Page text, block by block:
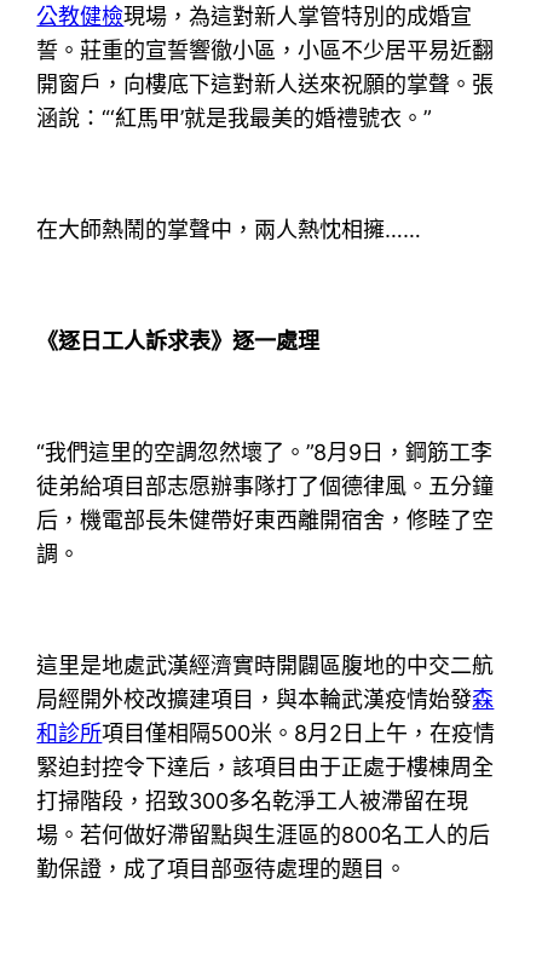
公教健檢現場，為這對新人掌管特別的成婚宣
誓。莊重的宣誓響徹小區，小區不少居平易近翻
開窗戶，向樓底下這對新人送來祝願的掌聲。張
涵說：“‘紅馬甲’就是我最美的婚禮號衣。”
在大師熱鬧的掌聲中，兩人熱忱相擁……
《逐日工人訴求表》逐一處理
“我們這里的空調忽然壞了。”8月9日，鋼筋工李
徒弟給項目部志愿辦事隊打了個德律風。五分鐘
后，機電部長朱健帶好東西離開宿舍，修睦了空
調。
這里是地處武漢經濟實時開闢區腹地的中交二航
局經開外校改擴建項目，與本輪武漢疫情始發森
和診所項目僅相隔500米。8月2日上午，在疫情
緊迫封控令下達后，該項目由于正處于樓棟周全
打掃階段，招致300多名乾淨工人被滯留在現
場。若何做好滯留點與生涯區的800名工人的后
勤保證，成了項目部亟待處理的題目。